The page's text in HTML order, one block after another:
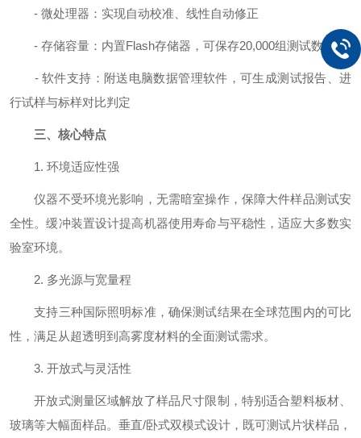
- 微处理器：实现自动校准、线性自动修正
- 存储容量：内置Flash存储器，可保存20,000组测试数据
- 软件支持：附送电脑数据管理软件，可生成测试报告、进
行试样与标样对比判定
三、核心特点
1. 环境适应性强
仪器不受环境光影响，无需暗室操作，保障大件样品测试安
全性。缓冲装置设计提高机器使用寿命与平稳性，适应大多数实
验室环境。
2. 多光源与宽量程
支持三种国际照明标准，确保测试结果在全球范围内的可比
性，满足从超透明到高雾度材料的全面测试需求。
3. 开放式与灵活性
开放式测量区域解放了样品尺寸限制，特别适合塑料板材、
玻璃等大幅面样品。垂直/卧式双模式设计，既可测试片状样品，